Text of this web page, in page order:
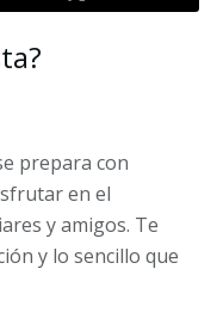
prepara con
en el
y amigos. Te
y lo sencillo que